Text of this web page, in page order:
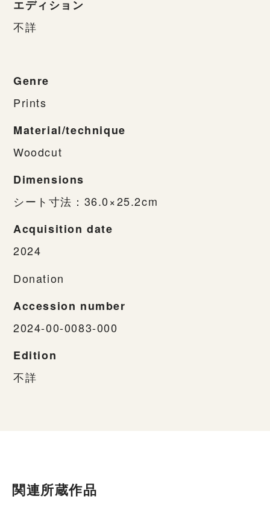
エディション
不詳
Genre
Prints
Material/technique
Woodcut
Dimensions
シート寸法：36.0×25.2cm
Acquisition date
2024
Donation
Accession number
2024-00-0083-000
Edition
不詳
関連所蔵作品